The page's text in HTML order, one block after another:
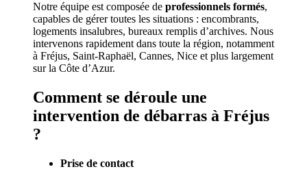
Notre équipe est composée de professionnels formés,
capables de gérer toutes les situations : encombrants,
logements insalubres, bureaux remplis d’archives. Nous
intervenons rapidement dans toute la région, notamment
à Fréjus, Saint-Raphaël, Cannes, Nice et plus largement
sur la Côte d’Azur.
Comment se déroule une
intervention de débarras à Fréjus
?
Prise de contact